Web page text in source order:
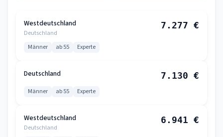
Westdeutschland
Deutschland
7.277 €
Männer ab 55 Experte
Deutschland 7.130 €
Männer ab 55 Experte
Westdeutschland
Deutschland
6.941 €